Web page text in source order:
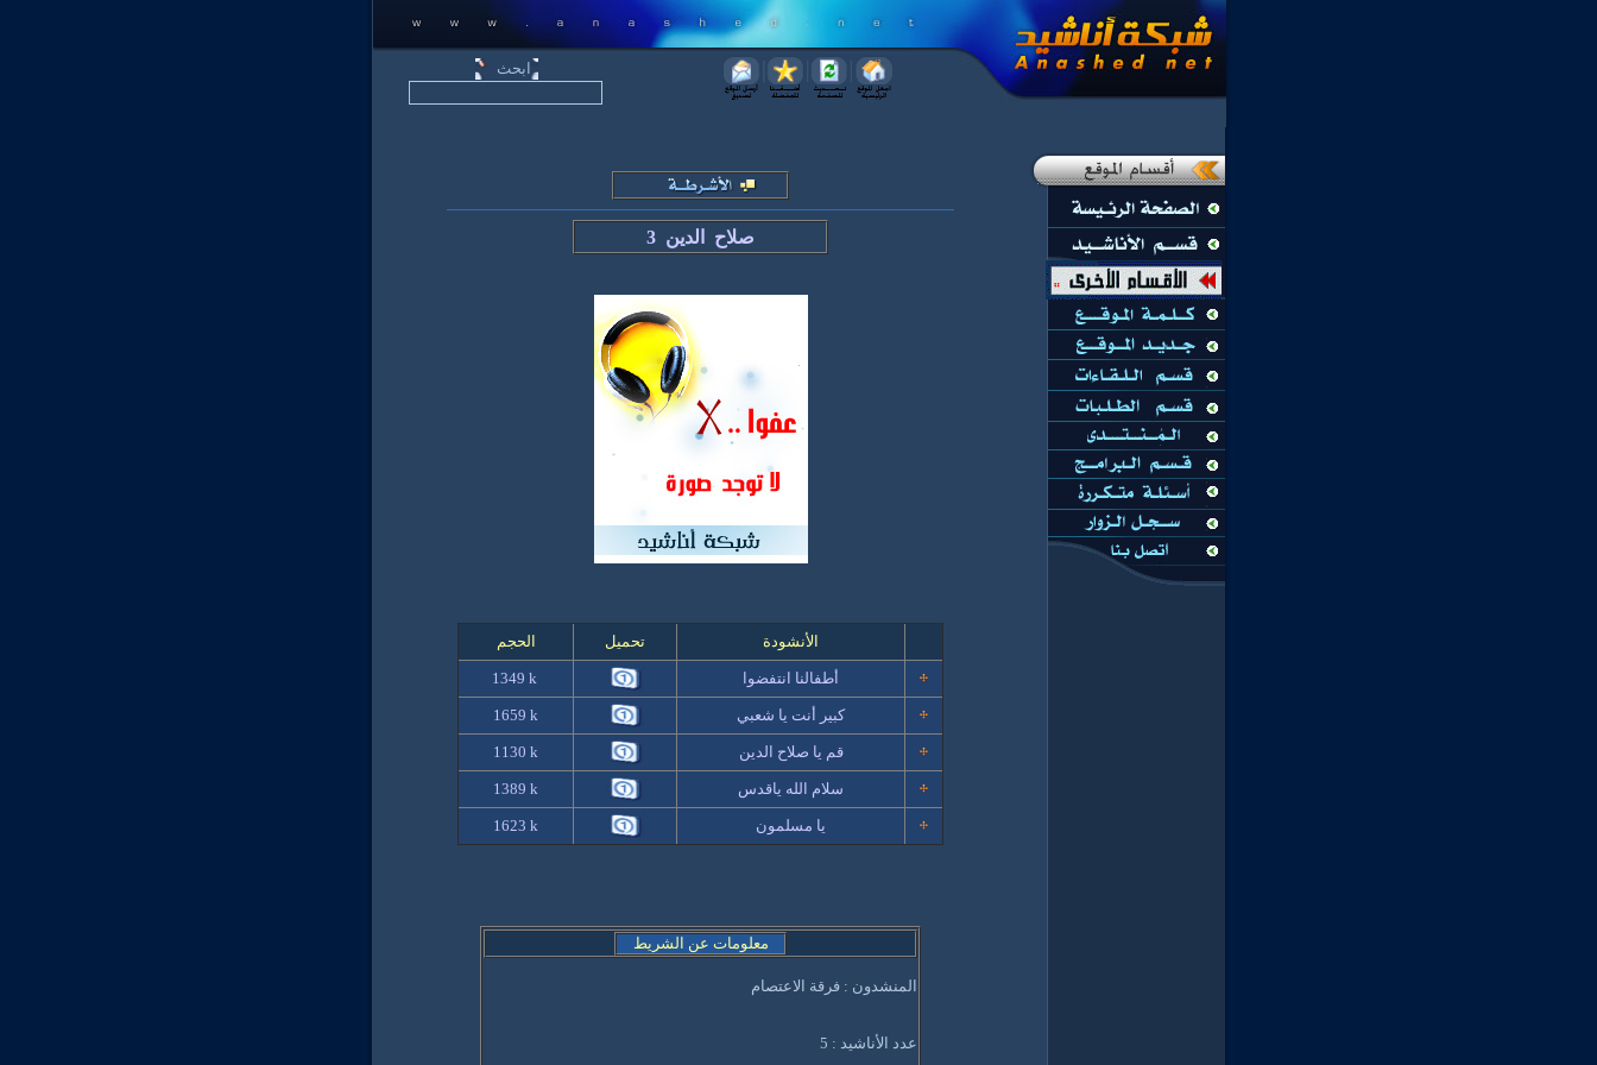
صلاح الدين 3
الحجم تحميل الأنشودة
1349 k أطفالنا انتفضوا
1659 k كبير أنت يا شعبي
1130 k قم يا صلاح الدين
1389 k سلام الله ياقدس
1623 k يا مسلمون
معلومات عن الشريط
المنشدون : فرقة الاعتصام
عدد الأناشيد : 5